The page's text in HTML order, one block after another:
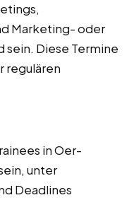
Marketing- oder
Diese Termine
regulären
in Oer-
unter
Deadlines